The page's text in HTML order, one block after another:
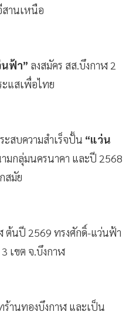
สานเหนือ
ฟ้า” ลงสมัคร สส.บึงกาฬ 2
แสเพื่อไทย
ะสบความสำเร็จปั้น “แว่น
มกลุ่มนครนาคา และปี 2568
สมัย
ต้นปี 2569 ทรงศักดิ์-แว่นฟ้า
เขต จ.บึงกาฬ
ร้านทองบึงกาฬ และเป็น